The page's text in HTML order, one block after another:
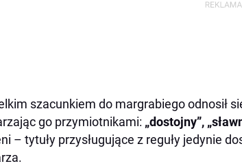
szacunkiem do margrabiego odnosił
go przymiotnikami: „dostojny”,
– tytuły przysługujące z reguły jedynie